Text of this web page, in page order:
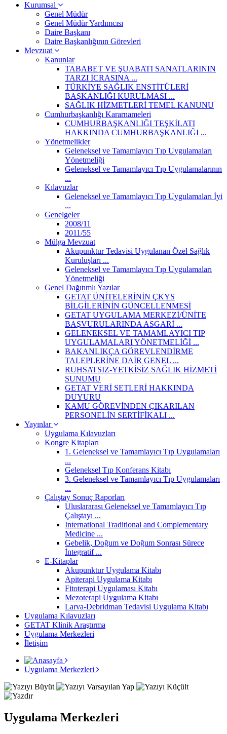
Kurumsal
Genel Müdür
Genel Müdür Yardımcısı
Daire Başkanı
Daire Başkanlığının Görevleri
Mevzuat
Kanunlar
TABABET VE ŞUABATI SANATLARININ
TARZI İCRASINA ...
TÜRKİYE SAĞLIK ENSTİTÜLERİ
BAŞKANLIĞI KURULMASI ...
SAĞLIK HİZMETLERİ TEMEL KANUNU
Cumhurbaşkanlığı Kararnameleri
CUMHURBAŞKANLIĞI TEŞKİLATI
HAKKINDA CUMHURBAŞKANLIĞI ...
Yönetmelikler
Geleneksel ve Tamamlayıcı Tıp Uygulamaları
Yönetmeliği
Geleneksel ve Tamamlayıcı Tıp Uygulamalarının
...
Kılavuzlar
Geleneksel ve Tamamlayıcı Tıp Uygulamaları İyi
...
Genelgeler
2008/11
2011/55
Mülga Mevzuat
Akupunktur Tedavisi Uygulanan Özel Sağlık
Kuruluşları ...
Geleneksel ve Tamamlayıcı Tıp Uygulamaları
Yönetmeliği
Genel Dağıtımlı Yazılar
GETAT ÜNİTELERİNİN ÇKYS
BİLGİLERİNİN GÜNCELLENMESİ
GETAT UYGULAMA MERKEZİ/ÜNİTE
BAŞVURULARINDA ASGARİ ...
GELENEKSEL VE TAMAMLAYICI TIP
UYGULAMALARI YÖNETMELİĞİ ...
BAKANLIKÇA GÖREVLENDİRME
TALEPLERİNE DAİR GENEL ...
RUHSATSIZ-YETKİSİZ SAĞLIK HİZMETİ
SUNUMU
GETAT VERİ SETLERİ HAKKINDA
DUYURU
KAMU GÖREVİNDEN ÇIKARILAN
PERSONELİN SERTİFİKALI ...
Yayınlar
Uygulama Kılavuzları
Kongre Kitapları
1. Geleneksel ve Tamamlayıcı Tıp Uygulamaları
...
Geleneksel Tıp Konferans Kitabı
3. Geleneksel ve Tamamlayıcı Tıp Uygulamaları
...
Çalıştay Sonuç Raporları
Uluslararası Geleneksel ve Tamamlayıcı Tıp
Çalıştayı ...
International Traditional and Complementary
Medicine ...
Gebelik, Doğum ve Doğum Sonrası Sürece
İntegratif ...
E-Kitaplar
Akupunktur Uygulama Kitabı
Apiterapi Uygulama Kitabı
Fitoterapi Uygulaması Kitabı
Mezoterapi Uygulama Kitabı
Larva-Debridman Tedavisi Uygulama Kitabı
Uygulama Kılavuzları
GETAT Klinik Araştırma
Uygulama Merkezleri
İletişim
Uygulama Merkezleri
Uygulama Merkezleri